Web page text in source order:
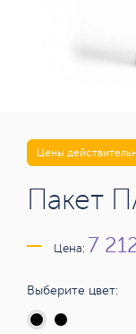
Цены
Пакет
Цена: 7
Выберите цвет: